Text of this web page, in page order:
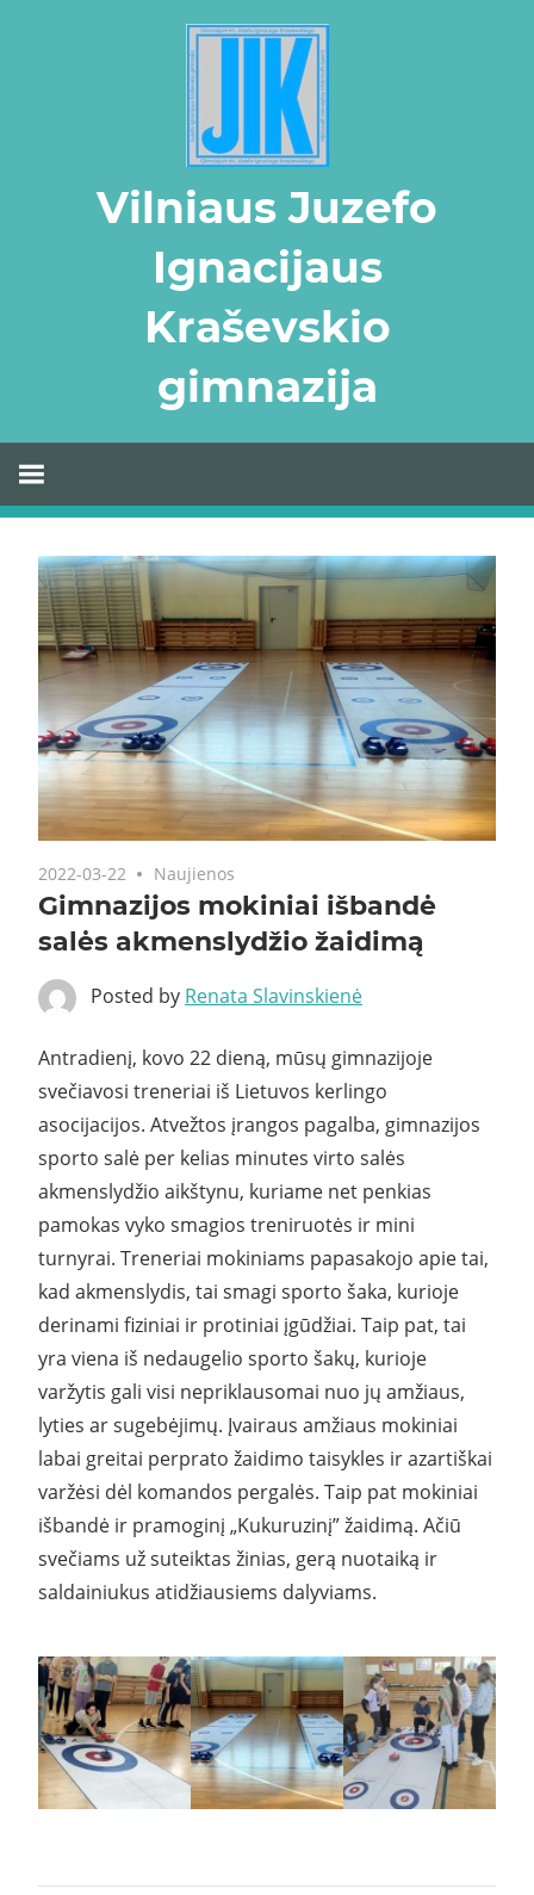
Vilniaus Juzefo
Ignacijaus
Kraševskio
gimnazija
2022-03-22 Naujienos
Gimnazijos mokiniai išbandė
salės akmenslydžio žaidimą
Posted by Renata Slavinskienė
Antradienį, kovo 22 dieną, mūsų gimnazijoje
svečiavosi treneriai iš Lietuvos kerlingo
asocijacijos. Atvežtos įrangos pagalba, gimnazijos
sporto salė per kelias minutes virto salės
akmenslydžio aikštynu, kuriame net penkias
pamokas vyko smagios treniruotės ir mini
turnyrai. Treneriai mokiniams papasakojo apie tai,
kad akmenslydis, tai smagi sporto šaka, kurioje
derinami fiziniai ir protiniai įgūdžiai. Taip pat, tai
yra viena iš nedaugelio sporto šakų, kurioje
varžytis gali visi nepriklausomai nuo jų amžiaus,
lyties ar sugebėjimų. Įvairaus amžiaus mokiniai
labai greitai perprato žaidimo taisykles ir azartiškai
varžėsi dėl komandos pergalės. Taip pat mokiniai
išbandė ir pramoginį „Kukuruzinį” žaidimą. Ačiū
svečiams už suteiktas žinias, gerą nuotaiką ir
saldainiukus atidžiausiems dalyviams.